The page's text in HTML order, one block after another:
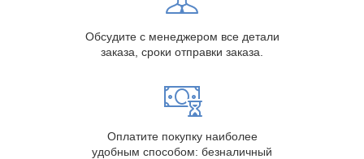
Обсудите с менеджером все детали
заказа, сроки отправки заказа.
Оплатите покупку наиболее
удобным способом: безналичный